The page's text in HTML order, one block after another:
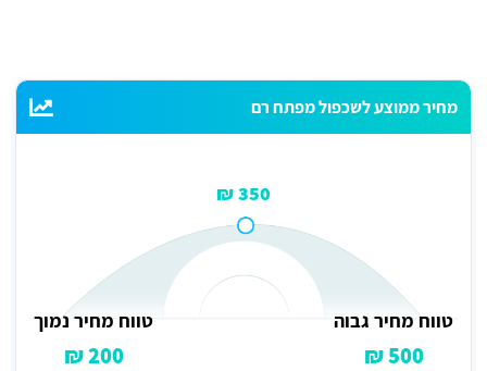
מחיר ממוצע לשכפול מפתח רם
350 ₪
טווח מחיר גבוה
500 ₪
טווח מחיר נמוך
200 ₪